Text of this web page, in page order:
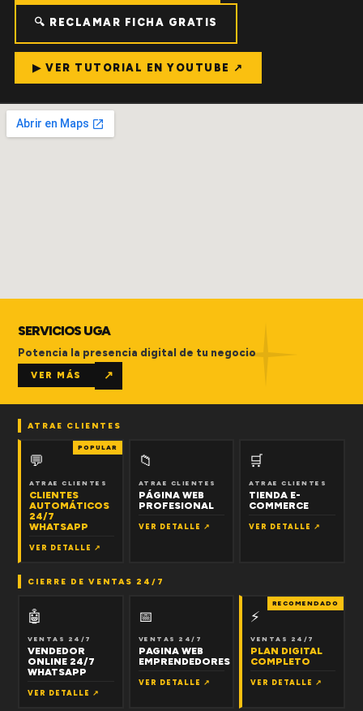
🔍 RECLAMAR FICHA GRATIS
▶ VER TUTORIAL EN YOUTUBE ↗
SERVICIOS UGA
Potencia la presencia digital de tu negocio
VER MÁS ↗
ATRAE CLIENTES
POPULAR
💬
ATRAE CLIENTES
CLIENTES
AUTOMÁTICOS
24/7
WHATSAPP
VER DETALLE ↗
📁
ATRAE CLIENTES
PÁGINA WEB
PROFESIONAL
VER DETALLE ↗
🛒
ATRAE CLIENTES
TIENDA E-
COMMERCE
VER DETALLE ↗
CIERRE DE VENTAS 24/7
🤖
VENTAS 24/7
VENDEDOR
ONLINE 24/7
WHATSAPP
VER DETALLE ↗
📅
VENTAS 24/7
PAGINA WEB
EMPRENDEDORES
VER DETALLE ↗
RECOMENDADO
⚡
VENTAS 24/7
PLAN DIGITAL
COMPLETO
VER DETALLE ↗